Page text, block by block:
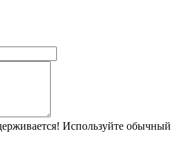
Используйте обычный